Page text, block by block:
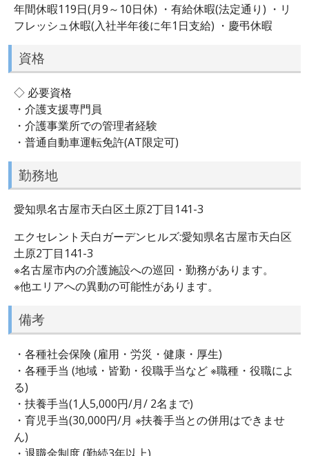
年間休暇119日(月9～10日休) ・有給休暇(法定通り) ・リ
フレッシュ休暇(入社半年後に年1日支給) ・慶弔休暇
資格
◇ 必要資格
・介護支援専門員
・介護事業所での管理者経験
・普通自動車運転免許(AT限定可)
勤務地
愛知県名古屋市天白区土原2丁目141-3
エクセレント天白ガーデンヒルズ:愛知県名古屋市天白区
土原2丁目141-3
※名古屋市内の介護施設への巡回・勤務があります。
※他エリアへの異動の可能性があります。
備考
・各種社会保険 (雇用・労災・健康・厚生)
・各種手当 (地域・皆勤・役職手当など ※職種・役職によ
る)
・扶養手当(1人5,000円/月/ 2名まで)
・育児手当(30,000円/月 ※扶養手当との併用はできませ
ん)